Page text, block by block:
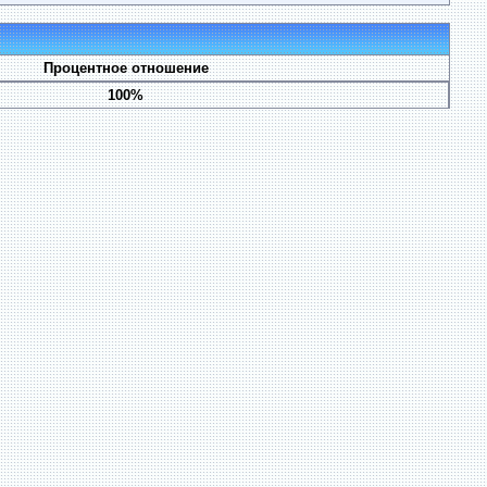
Процентное отношение
100%